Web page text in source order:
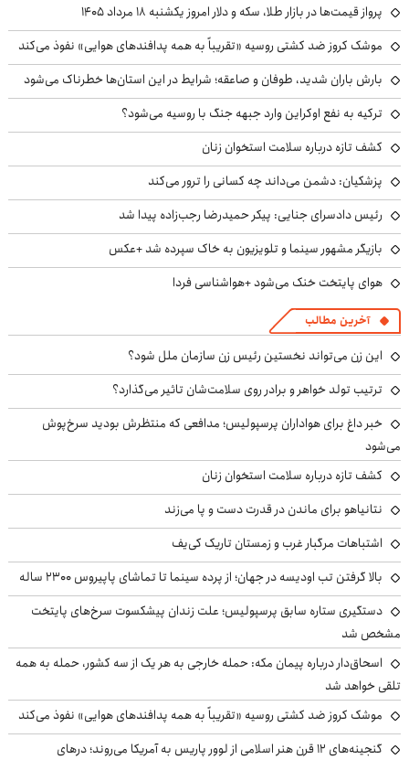
پرواز قیمت‌ها در بازار طلا، سکه و دلار امروز یکشنبه ۱۸ مرداد ۱۴۰۵
موشک کروز ضد کشتی روسیه «تقریباً به همه پدافندهای هوایی» نفوذ می‌کند
بارش باران شدید، طوفان و صاعقه؛ شرایط در این استان‌ها خطرناک می‌شود
ترکیه به نفع اوکراین وارد جبهه جنگ با روسیه می‌شود؟
کشف تازه درباره سلامت استخوان زنان
پزشکیان: دشمن می‌داند چه کسانی را ترور می‌کند
رئیس دادسرای جنایی: پیکر حمیدرضا رجب‌زاده پیدا شد
بازیگر مشهور سینما و تلویزیون به خاک سپرده شد +عکس
هوای پایتخت خنک می‌شود +هواشناسی فردا
آخرین مطالب
این زن می‌تواند نخستین رئیس زن سازمان ملل شود؟
ترتیب تولد خواهر و برادر روی سلامت‌شان تاثیر می‌گذارد؟
خبر داغ برای هواداران پرسپولیس؛ مدافعی که منتظرش بودید سرخ‌پوش
می‌شود
کشف تازه درباره سلامت استخوان زنان
نتانیاهو برای ماندن در قدرت دست و پا می‌زند
اشتباهات مرگبار غرب و زمستان تاریک کی‌یف
بالا گرفتن تب اودیسه در جهان؛ از پرده سینما تا تماشای پاپیروس ۲۳۰۰ ساله
دستگیری ستاره سابق پرسپولیس؛ علت زندان پیشکسوت سرخ‌های پایتخت
مشخص شد
اسحاق‌دار درباره پیمان مکه: حمله خارجی به هر یک از سه کشور، حمله به همه
تلقی خواهد شد
موشک کروز ضد کشتی روسیه «تقریباً به همه پدافندهای هوایی» نفوذ می‌کند
گنجینه‌های ۱۲ قرن هنر اسلامی از لوور پاریس به آمریکا می‌روند؛ درهای